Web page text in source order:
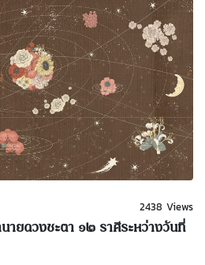
2438 Views
นายดวงชะตา ๑๒ ราศีระหว่างวันที่
ดย ศรีปราชญ์